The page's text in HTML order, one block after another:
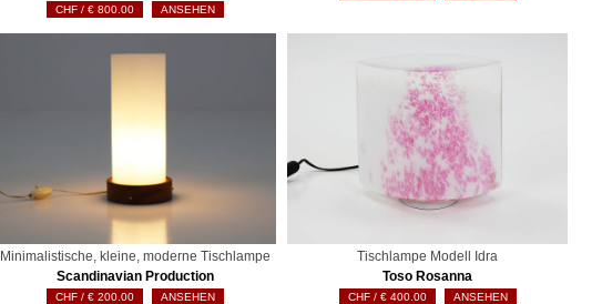
€ 800.00 ANSEHEN
Minimalistische, kleine, moderne Tischlampe
Scandinavian Production
€ 200.00 ANSEHEN
Tischlampe Modell Idra
Toso Rosanna
€400.00 ANSEHEN